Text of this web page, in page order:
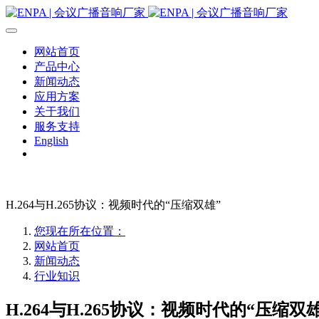
网站首页
产品中心
新闻动态
应用方案
关于我们
服务支持
English
H.264与H.265协议：视频时代的“压缩双雄”
您现在所在位置：
网站首页
新闻动态
行业知识
H.264与H.265协议：视频时代的“压缩双